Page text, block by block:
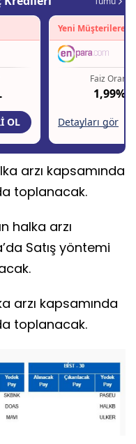
arzı kapsamında
toplanacak.
halka arzı
Satış yöntemi
arzı kapsamında
toplanacak.